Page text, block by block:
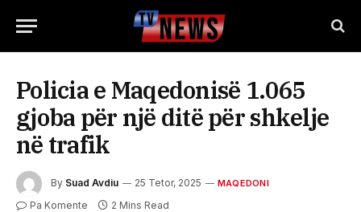
Policia e Maqedonisë 1.065
gjoba për një ditë për shkelje
në trafik
By Suad Avdiu 25 Tetor, 2025 MAQEDONI
Pa Komente 2 Mins Read